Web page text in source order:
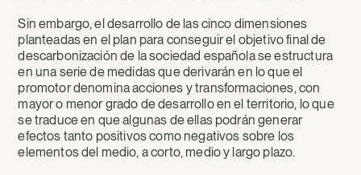
Sin embargo, el desarrollo de las cinco dimensiones
planteadas en el plan para conseguir el objetivo final de
descarbonización de la sociedad española se estructura
en una serie de medidas que derivarán en lo que el
promotor denomina acciones y transformaciones, con
mayor o menor grado de desarrollo en el territorio, lo que
se traduce en que algunas de ellas podrán generar
efectos tanto positivos como negativos sobre los
elementos del medio, a corto, medio y largo plazo.